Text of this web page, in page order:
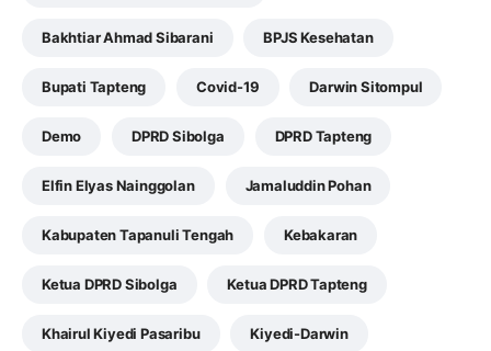
Bakhtiar Ahmad Sibarani BPJS Kesehatan
Bupati Tapteng Covid-19 Darwin Sitompul
Demo DPRD Sibolga DPRD Tapteng
Elfin Elyas Nainggolan Jamaluddin Pohan
Kabupaten Tapanuli Tengah Kebakaran
Ketua DPRD Sibolga Ketua DPRD Tapteng
Khairul Kiyedi Pasaribu Kiyedi-Darwin